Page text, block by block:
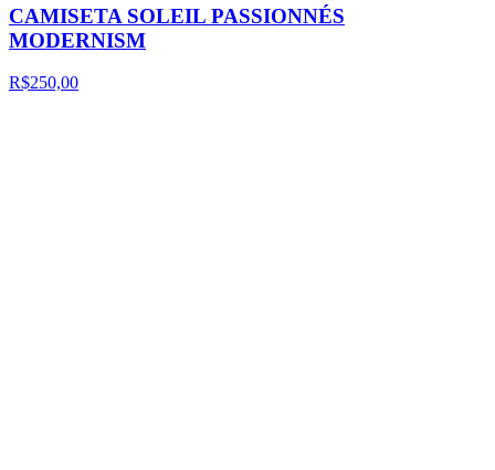
CAMISETA SOLEIL PASSIONNÉS
MODERNISM
R$250,00